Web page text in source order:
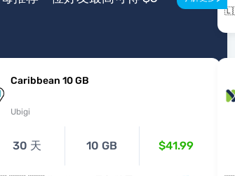
Caribbean 10 GB
Ubigi
30 天 10 GB $41.99